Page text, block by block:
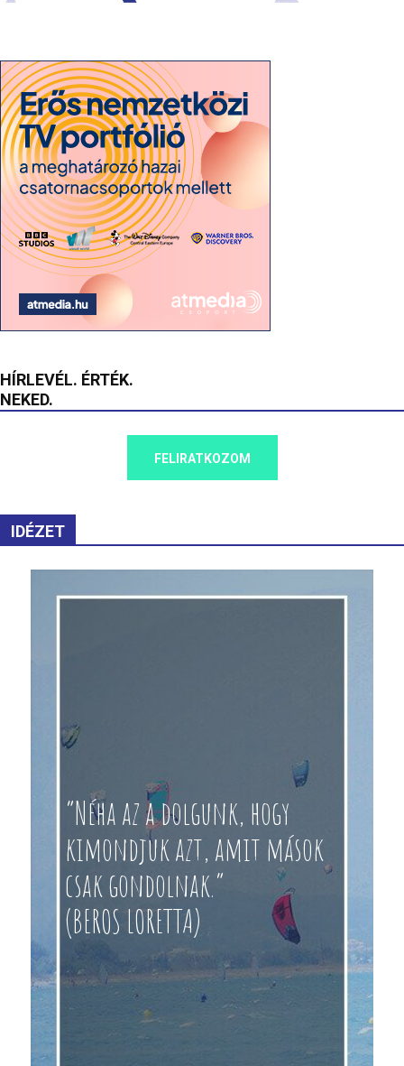
HÍRLEVÉL. ÉRTÉK.
NEKED.
FELIRATKOZOM
IDÉZET
“Néha az a dolgunk, hogy
kimondjuk azt, amit mások
csak gondolnak.”
(BEROS LORETTA)